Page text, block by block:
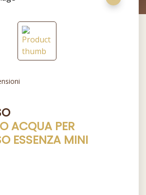
ACQUA PER
ESSENZA MINI